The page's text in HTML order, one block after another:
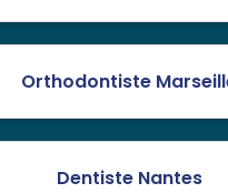
Orthodontiste
Dentiste Nantes